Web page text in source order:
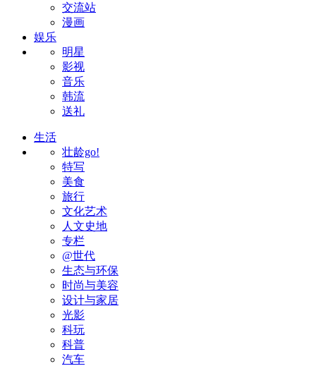
交流站
漫画
娱乐
明星
影视
音乐
韩流
送礼
生活
壮龄go!
特写
美食
旅行
文化艺术
人文史地
专栏
@世代
生态与环保
时尚与美容
设计与家居
光影
科玩
科普
汽车